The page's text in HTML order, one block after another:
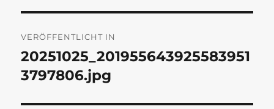
VERÖFFENTLICHT IN
20251025_201955643925583951
3797806.jpg